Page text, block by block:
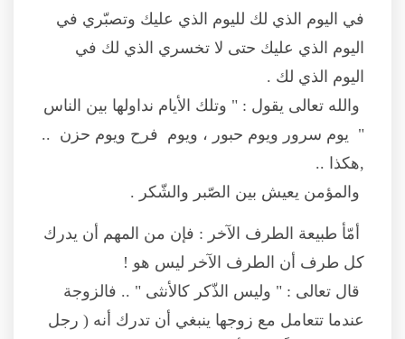
في اليوم الذي لك لليوم الذي عليك وتصبّري في
اليوم الذي عليك حتى لا تخسري الذي لك في
اليوم الذي لك .
والله تعالى يقول : " وتلك الأيام نداولها بين الناس
" يوم سرور ويوم حبور ، ويوم فرح ويوم حزن ..
,هكذا ..
والمؤمن يعيش بين الصّبر والشّكر .
أمّأ طبيعة الطرف الآخر : فإن من المهم أن يدرك
كل طرف أن الطرف الآخر ليس هو !
قال تعالى : " وليس الذّكر كالأنثى " .. فالزوجة
عندما تتعامل مع زوجها ينبغي أن تدرك أنه ( رجل